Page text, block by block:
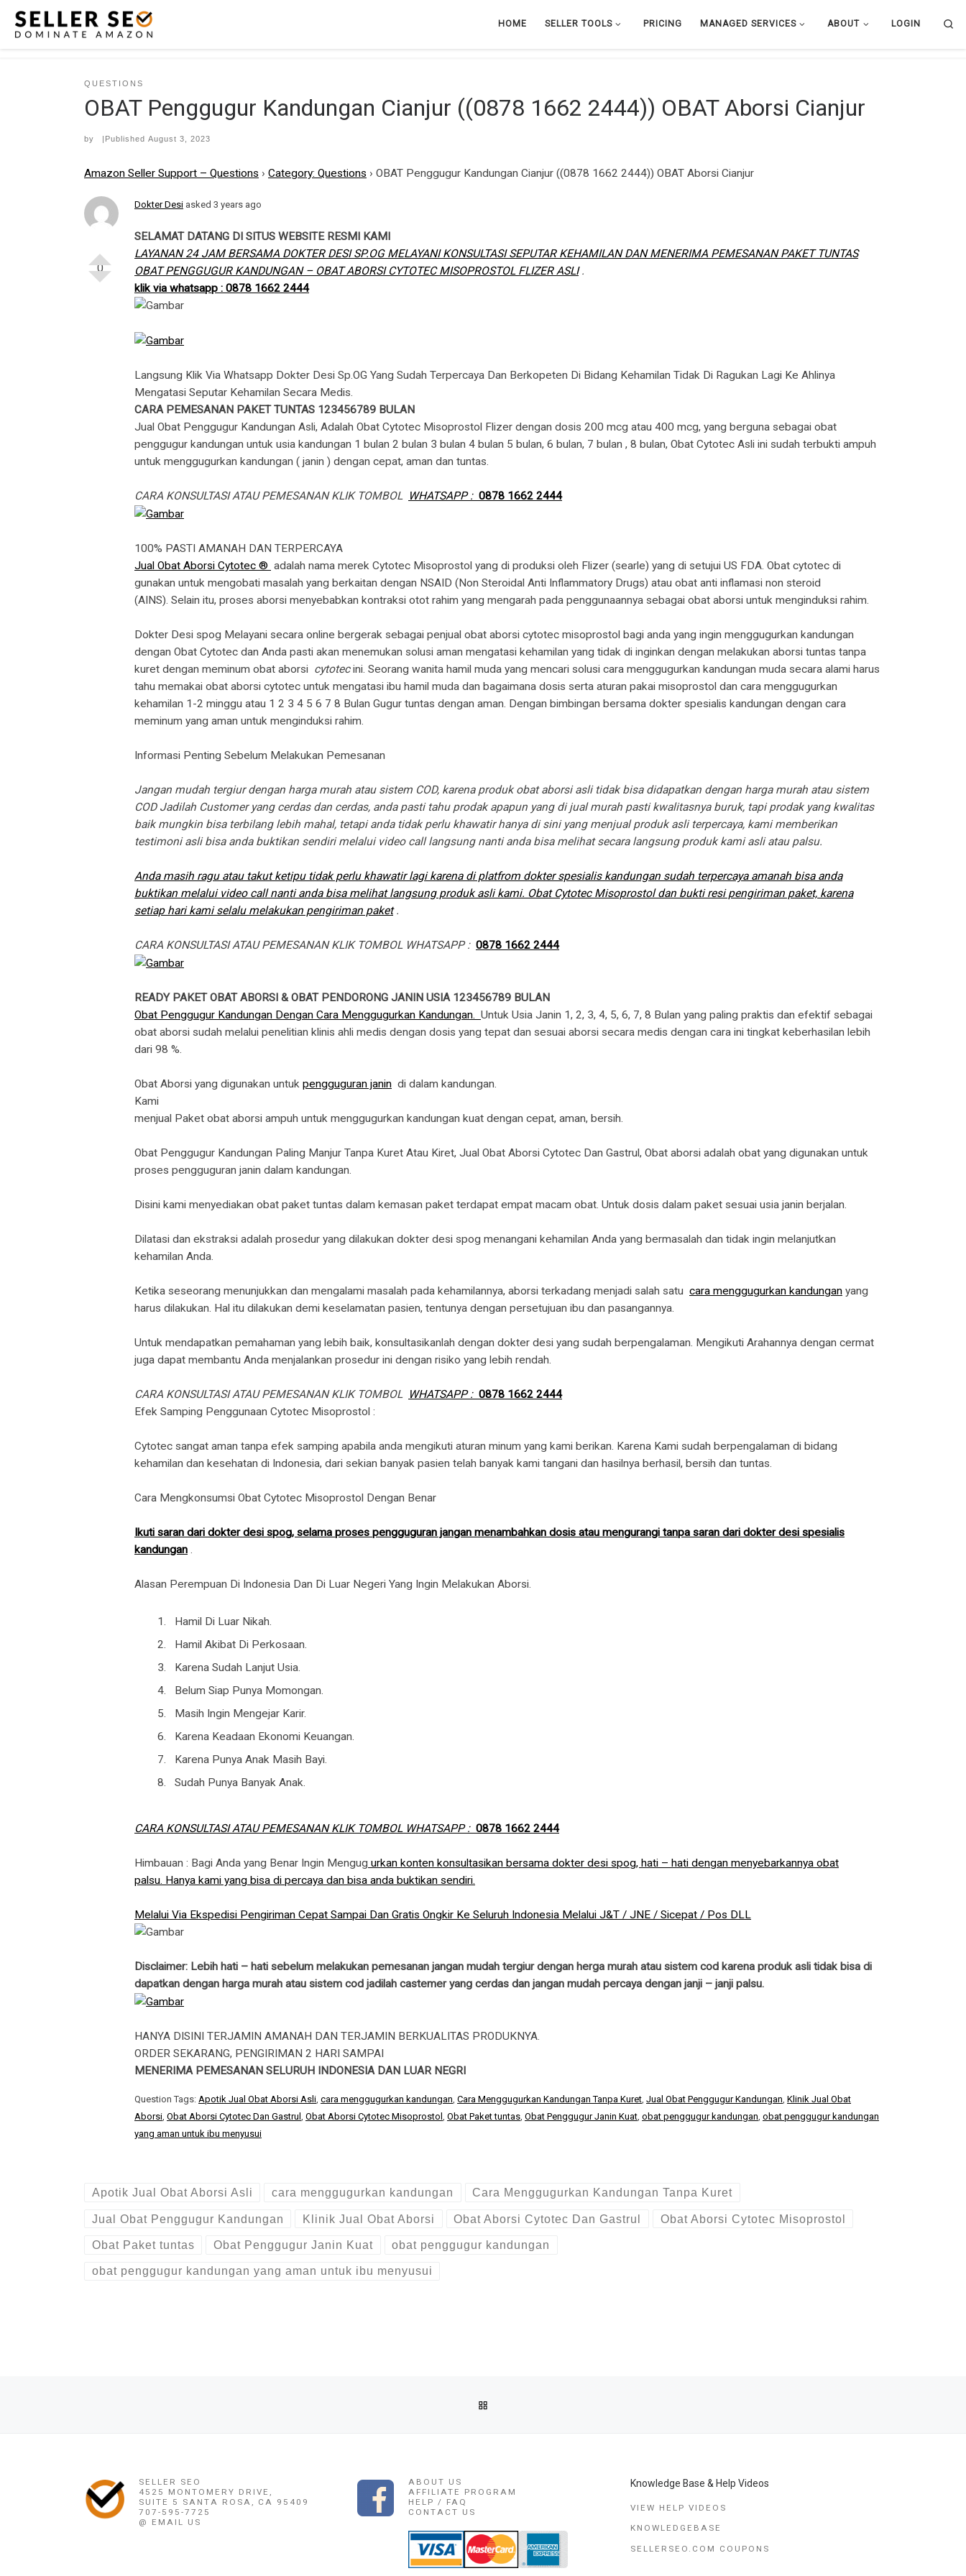
Skip to content HOME SELLER TOOLS PRICING MANAGED SERVICES ABOUT LOGIN
QUESTIONS
OBAT Penggugur Kandungan Cianjur ((0878 1662 2444)) OBAT Aborsi Cianjur
by |Published August 3, 2023
Amazon Seller Support – Questions › Category: Questions › OBAT Penggugur Kandungan Cianjur ((0878 1662 2444)) OBAT Aborsi Cianjur
0
Dokter Desi asked 3 years ago
SELAMAT DATANG DI SITUS WEBSITE RESMI KAMI
LAYANAN 24 JAM BERSAMA DOKTER DESI SP.OG MELAYANI KONSULTASI SEPUTAR KEHAMILAN DAN MENERIMA PEMESANAN PAKET TUNTAS
OBAT PENGGUGUR KANDUNGAN – OBAT ABORSI CYTOTEC MISOPROSTOL FLIZER ASLI.
klik via whatsapp : 0878 1662 2444
Langsung Klik Via Whatsapp Dokter Desi Sp.OG Yang Sudah Terpercaya Dan Berkopeten Di Bidang Kehamilan Tidak Di Ragukan Lagi Ke Ahlinya
Mengatasi Seputar Kehamilan Secara Medis.
CARA PEMESANAN PAKET TUNTAS 123456789 BULAN
Jual Obat Penggugur Kandungan Asli, Adalah Obat Cytotec Misoprostol Flizer dengan dosis 200 mcg atau 400 mcg, yang berguna sebagai obat
penggugur kandungan untuk usia kandungan 1 bulan 2 bulan 3 bulan 4 bulan 5 bulan, 6 bulan, 7 bulan , 8 bulan, Obat Cytotec Asli ini sudah terbukti ampuh
untuk menggugurkan kandungan ( janin ) dengan cepat, aman dan tuntas.
CARA KONSULTASI ATAU PEMESANAN KLIK TOMBOL WHATSAPP : 0878 1662 2444
100% PASTI AMANAH DAN TERPERCAYA
Jual Obat Aborsi Cytotec ® adalah nama merek Cytotec Misoprostol yang di produksi oleh Flizer (searle) yang di setujui US FDA. Obat cytotec di
gunakan untuk mengobati masalah yang berkaitan dengan NSAID (Non Steroidal Anti Inflammatory Drugs) atau obat anti inflamasi non steroid
(AINS). Selain itu, proses aborsi menyebabkan kontraksi otot rahim yang mengarah pada penggunaannya sebagai obat aborsi untuk menginduksi rahim.
Dokter Desi spog Melayani secara online bergerak sebagai penjual obat aborsi cytotec misoprostol bagi anda yang ingin menggugurkan kandungan
dengan Obat Cytotec dan Anda pasti akan menemukan solusi aman mengatasi kehamilan yang tidak di inginkan dengan melakukan aborsi tuntas tanpa
kuret dengan meminum obat aborsi cytotecini. Seorang wanita hamil muda yang mencari solusi cara menggugurkan kandungan muda secara alami harus
tahu memakai obat aborsi cytotec untuk mengatasi ibu hamil muda dan bagaimana dosis serta aturan pakai misoprostol dan cara menggugurkan
kehamilan 1-2 minggu atau 1 2 3 4 5 6 7 8 Bulan Gugur tuntas dengan aman. Dengan bimbingan bersama dokter spesialis kandungan dengan cara
meminum yang aman untuk menginduksi rahim.
Informasi Penting Sebelum Melakukan Pemesanan
Jangan mudah tergiur dengan harga murah atau sistem COD, karena produk obat aborsi asli tidak bisa didapatkan dengan harga murah atau sistem
COD Jadilah Customer yang cerdas dan cerdas, anda pasti tahu prodak apapun yang di jual murah pasti kwalitasnya buruk, tapi prodak yang kwalitas
baik mungkin bisa terbilang lebih mahal, tetapi anda tidak perlu khawatir hanya di sini yang menjual produk asli terpercaya, kami memberikan
testimoni asli bisa anda buktikan sendiri melalui video call langsung nanti anda bisa melihat secara langsung produk kami asli atau palsu.
Anda masih ragu atau takut ketipu tidak perlu khawatir lagi karena di platfrom dokter spesialis kandungan sudah terpercaya amanah bisa anda
buktikan melalui video call nanti anda bisa melihat langsung produk asli kami. Obat Cytotec Misoprostol dan bukti resi pengiriman paket, karena
setiap hari kami selalu melakukan pengiriman paket.
CARA KONSULTASI ATAU PEMESANAN KLIK TOMBOL WHATSAPP : 0878 1662 2444
READY PAKET OBAT ABORSI & OBAT PENDORONG JANIN USIA 123456789 BULAN
Obat Penggugur Kandungan Dengan Cara Menggugurkan Kandungan. Untuk Usia Janin 1, 2, 3, 4, 5, 6, 7, 8 Bulan yang paling praktis dan efektif sebagai
obat aborsi sudah melalui penelitian klinis ahli medis dengan dosis yang tepat dan sesuai aborsi secara medis dengan cara ini tingkat keberhasilan lebih
dari 98 %.
Obat Aborsi yang digunakan untuk pengguguran janin di dalam kandungan.
​Kami
menjual Paket obat aborsi ampuh untuk menggugurkan kandungan kuat dengan cepat, aman, bersih.
Obat Penggugur Kandungan Paling Manjur Tanpa Kuret Atau Kiret, Jual Obat Aborsi Cytotec Dan Gastrul, Obat aborsi adalah obat yang digunakan untuk
proses pengguguran janin dalam kandungan.
Disini kami menyediakan obat paket tuntas dalam kemasan paket terdapat empat macam obat. Untuk dosis dalam paket sesuai usia janin berjalan.
Dilatasi dan ekstraksi adalah prosedur yang dilakukan dokter desi spog menangani kehamilan Anda yang bermasalah dan tidak ingin melanjutkan
kehamilan Anda.
Ketika seseorang menunjukkan dan mengalami masalah pada kehamilannya, aborsi terkadang menjadi salah satu cara menggugurkan kandungan yang
harus dilakukan. Hal itu dilakukan demi keselamatan pasien, tentunya dengan persetujuan ibu dan pasangannya.
Untuk mendapatkan pemahaman yang lebih baik, konsultasikanlah dengan dokter desi yang sudah berpengalaman. Mengikuti Arahannya dengan cermat
juga dapat membantu Anda menjalankan prosedur ini dengan risiko yang lebih rendah.
CARA KONSULTASI ATAU PEMESANAN KLIK TOMBOL WHATSAPP : 0878 1662 2444
​Efek Samping Penggunaan Cytotec Misoprostol :
Cytotec sangat aman tanpa efek samping apabila anda mengikuti aturan minum yang kami berikan. Karena Kami sudah berpengalaman di bidang
kehamilan dan kesehatan di Indonesia, dari sekian banyak pasien telah banyak kami tangani dan hasilnya berhasil, bersih dan tuntas.
Cara Mengkonsumsi Obat Cytotec Misoprostol Dengan Benar
Ikuti saran dari dokter desi spog, selama proses pengguguran jangan menambahkan dosis atau mengurangi tanpa saran dari dokter desi spesialis
kandungan .
Alasan Perempuan Di Indonesia Dan Di Luar Negeri Yang Ingin Melakukan Aborsi.
Hamil Di Luar Nikah.
Hamil Akibat Di Perkosaan.
Karena Sudah Lanjut Usia.
Belum Siap Punya Momongan.
Masih Ingin Mengejar Karir.
Karena Keadaan Ekonomi Keuangan.
Karena Punya Anak Masih Bayi.
Sudah Punya Banyak Anak.
CARA KONSULTASI ATAU PEMESANAN KLIK TOMBOL WHATSAPP : 0878 1662 2444
Himbauan : Bagi Anda yang Benar Ingin Mengug urkan konten konsultasikan bersama dokter desi spog, hati – hati dengan menyebarkannya obat
palsu. Hanya kami yang bisa di percaya dan bisa anda buktikan sendiri.
Melalui Via Ekspedisi Pengiriman Cepat Sampai Dan Gratis Ongkir Ke Seluruh Indonesia Melalui J&T / JNE / Sicepat / Pos DLL
Disclaimer: Lebih hati – hati sebelum melakukan pemesanan jangan mudah tergiur dengan herga murah atau sistem cod karena produk asli tidak bisa di
dapatkan dengan harga murah atau sistem cod jadilah castemer yang cerdas dan jangan mudah percaya dengan janji – janji palsu.
HANYA DISINI TERJAMIN AMANAH DAN TERJAMIN BERKUALITAS PRODUKNYA.
ORDER SEKARANG, PENGIRIMAN 2 HARI SAMPAI
MENERIMA PEMESANAN SELURUH INDONESIA DAN LUAR NEGRI
Question Tags: Apotik Jual Obat Aborsi Asli, cara menggugurkan kandungan, Cara Menggugurkan Kandungan Tanpa Kuret, Jual Obat Penggugur Kandungan, Klinik Jual Obat
Aborsi, Obat Aborsi Cytotec Dan Gastrul , Obat Aborsi Cytotec Misoprostol , Obat Paket tuntas, Obat Penggugur Janin Kuat, obat penggugur kandungan, obat penggugur kandungan
yang aman untuk ibu menyusui
Apotik Jual Obat Aborsi Asli cara menggugurkan kandungan Cara Menggugurkan Kandungan Tanpa Kuret
Jual Obat Penggugur Kandungan Klinik Jual Obat Aborsi Obat Aborsi Cytotec Dan Gastrul Obat Aborsi Cytotec Misoprostol
Obat Paket tuntas Obat Penggugur Janin Kuat obat penggugur kandungan
obat penggugur kandungan yang aman untuk ibu menyusui
SELLER SEO
4525 MONTOMERY DRIVE,
SUITE 5 SANTA ROSA, CA 95409
707-595-7725
@ EMAIL US
ABOUT US
AFFILIATE PROGRAM
HELP / FAQ
CONTACT US
Knowledge Base & Help Videos
VIEW HELP VIDEOS
KNOWLEDGEBASE
SELLERSEO.COM COUPONS